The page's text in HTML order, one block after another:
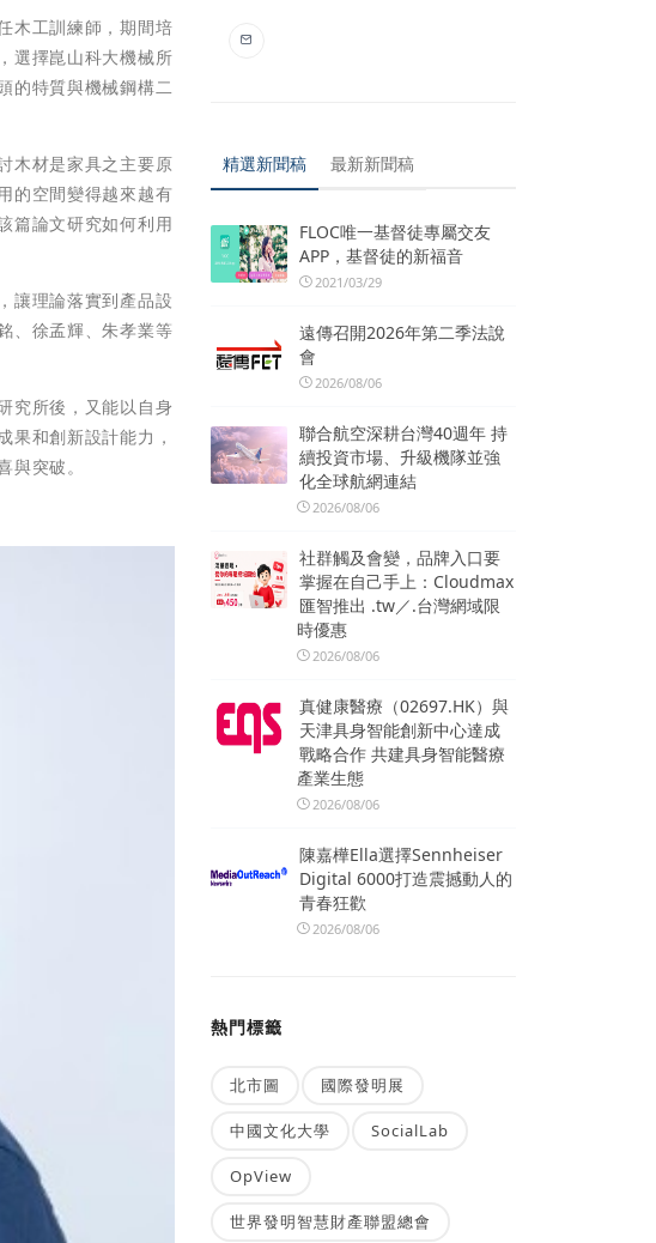
木工訓練師，期間培
選擇崑山科大機械所
的特質與機械鋼構二
木材是家具之主要原
的空間變得越來越有
篇論文研究如何利用
讓理論落實到產品設
、徐孟輝、朱孝業等
究所後，又能以自身
果和創新設計能力，
突破。
精選新聞稿 最新新聞稿
FLOC唯一基督徒專屬交友
APP，基督徒的新福音
2021/03/29
遠傳召開2026年第二季法說
會
2026/08/06
聯合航空深耕台灣40週年 持
續投資市場、升級機隊並強
化全球航網連結
2026/08/06
社群觸及會變，品牌入口要
掌握在自己手上：Cloudmax
匯智推出 .tw／.台灣網域限
時優惠
2026/08/06
真健康醫療（02697.HK）與
天津具身智能創新中心達成
戰略合作 共建具身智能醫療
產業生態
2026/08/06
陳嘉樺Ella選擇Sennheiser
Digital 6000打造震撼動人的
青春狂歡
2026/08/06
熱門標籤
北市圖 國際發明展
中國文化大學 SocialLab
OpView
世界發明智慧財產聯盟總會